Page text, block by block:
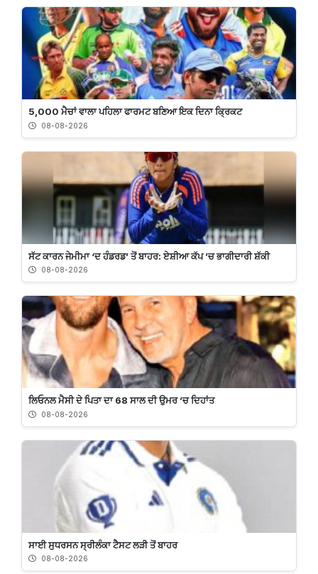
5,000 ਮੈਚਾਂ ਵਾਲਾ ਪਹਿਲਾ ਫਾਰਮਟ ਬਣਿਆ ਇਕ ਦਿਨਾ ਕ੍ਰਿਕਟ
08-08-2026
ਸੱਟ ਕਾਰਨ ਜੇਮੀਮਾ ‘ਦ ਹੰਡਰਡ’ ਤੋਂ ਬਾਹਰ: ਏਸ਼ੀਆ ਕੱਪ ’ਚ ਭਾਗੀਦਾਰੀ ਸ਼ੱਕੀ
08-08-2026
ਲਿਓਨਲ ਮੈਸੀ ਦੇ ਪਿਤਾ ਦਾ 68 ਸਾਲ ਦੀ ਉਮਰ ’ਚ ਦਿਹਾਂਤ
08-08-2026
ਸਾਈ ਸੁਧਰਸਨ ਸ੍ਰੀਲੰਕਾ ਟੈਸਟ ਲੜੀ ਤੋਂ ਬਾਹਰ
08-08-2026